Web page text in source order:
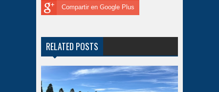
Compartir en Google Plus
RELATED POSTS